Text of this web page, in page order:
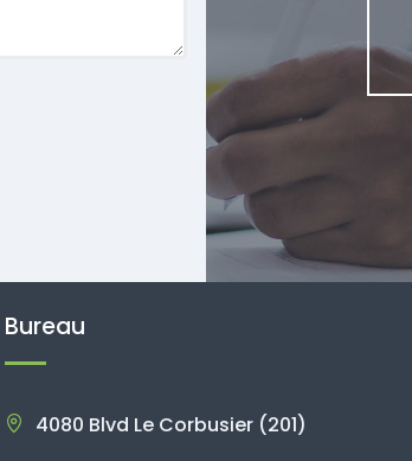
Bureau
4080 Blvd Le Corbusier (201)